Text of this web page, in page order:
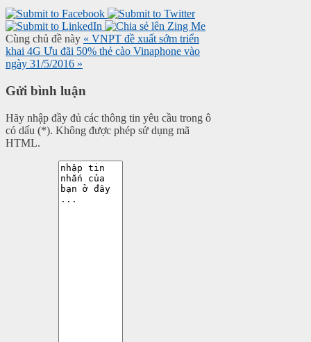
Cùng chủ đề này « VNPT đề xuất sớm triển
khai 4G Ưu đãi 50% thẻ cào Vinaphone vào
ngày 31/5/2016 »
Gửi bình luận
Hãy nhập đầy đủ các thông tin yêu cầu trong ô
có dấu (*). Không được phép sử dụng mã
HTML.